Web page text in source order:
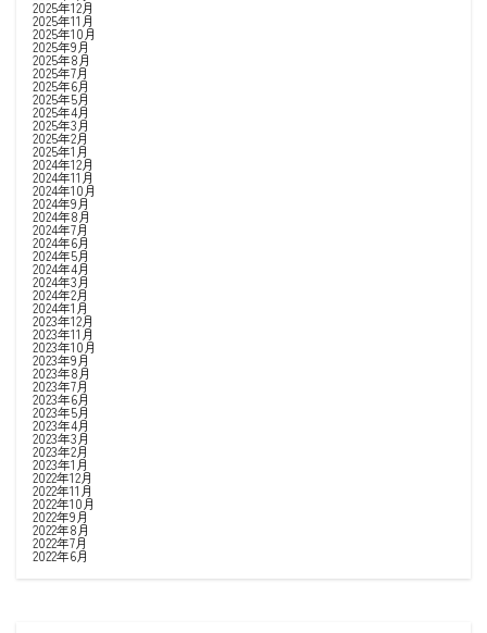
2025年12月
2025年11月
2025年10月
2025年9月
2025年8月
2025年7月
2025年6月
2025年5月
2025年4月
2025年3月
2025年2月
2025年1月
2024年12月
2024年11月
2024年10月
2024年9月
2024年8月
2024年7月
2024年6月
2024年5月
2024年4月
2024年3月
2024年2月
2024年1月
2023年12月
2023年11月
2023年10月
2023年9月
2023年8月
2023年7月
2023年6月
2023年5月
2023年4月
2023年3月
2023年2月
2023年1月
2022年12月
2022年11月
2022年10月
2022年9月
2022年8月
2022年7月
2022年6月